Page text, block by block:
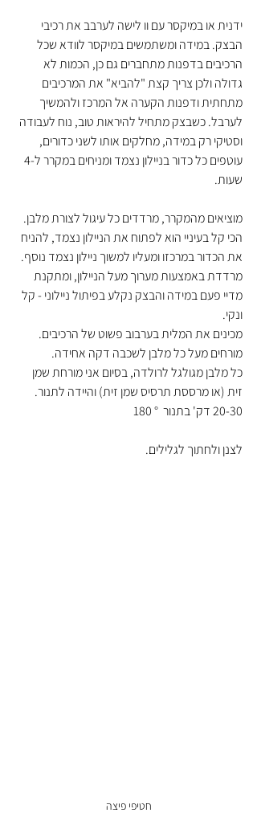
ידנית או במיקסר עם וו לישה לערבב את רכיבי
הבצק. במידה ומשתמשים במיקסר לוודא שכל
הרכיבים בדפנות מתחברים גם כן, הכמות לא
גדולה ולכן צריך קצת "להביא" את המרכיבים
מתחתית ודפנות הקערה אל המרכז ולהמשיך
לערבל. כשבצק מתחיל להיראות טוב, נוח לעבודה
וסטיקי רק במידה, מחלקים אותו לשני כדורים,
שעות.
מוציאים מהמקרר, מרדדים כל עיגול לצורת מלבן.
הכי קל בעיניי הוא לפתוח את הניילון נצמד, להניח
את הכדור במרכזו ומעליו למשוך ניילון נצמד נוסף.
מרדדת באמצעות מערוך מעל הניילון, ומתקנת
מדיי פעם במידה והבצק נקלע בפיתול ניילוני - קל
ונקי.
מכינים את המלית בערבוב פשוט של הרכיבים.
מורחים מעל כל מלבן לשכבה דקה אחידה.
כל מלבן מגולגל לרולדה, בסיום אני מורחת שמן
זית (או מרססת תרסיס שמן זית) והיידה לתנור.
20-30 דק' בתנור  ° 180
לצנן ולחתוך לגלילים.
חטיפי פיצה